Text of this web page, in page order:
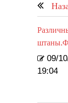
09/
19:04